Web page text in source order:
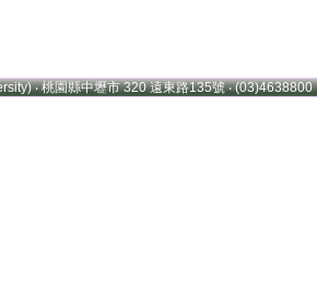
‧ 桃園縣中壢市 320 遠東路135號 ‧ (03)4638800